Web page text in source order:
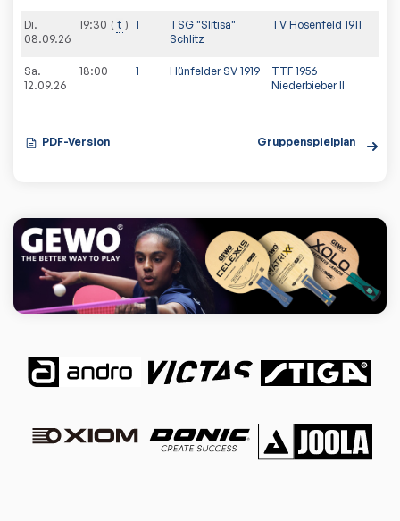
Di.
08.09.26
19:30 t 1
TSG "Slitisa"
Schlitz
TV Hosenfeld 1911
Sa.
12.09.26
18:00 1 Hünfelder SV 1919
TTF 1956
Niederbieber II
PDF-Version Gruppenspielplan